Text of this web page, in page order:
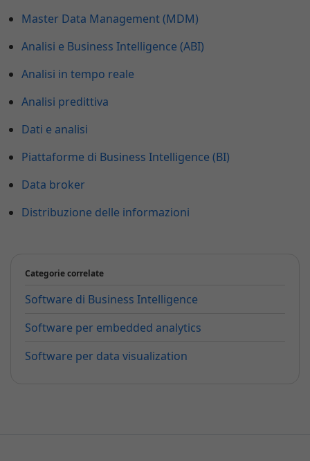
Master Data Management (MDM)
Analisi e Business Intelligence (ABI)
Analisi in tempo reale
Analisi predittiva
Dati e analisi
Piattaforme di Business Intelligence (BI)
Data broker
Distribuzione delle informazioni
Categorie correlate
Software di Business Intelligence
Software per embedded analytics
Software per data visualization